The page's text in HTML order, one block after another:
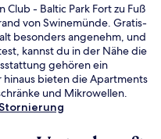
Club - Baltic Park Fort zu Fuß
von Swinemünde. Gratis-
besonders angenehm, und
kannst du in der Nähe die
gehören ein
hinaus bieten die Apartments
und Mikrowellen.